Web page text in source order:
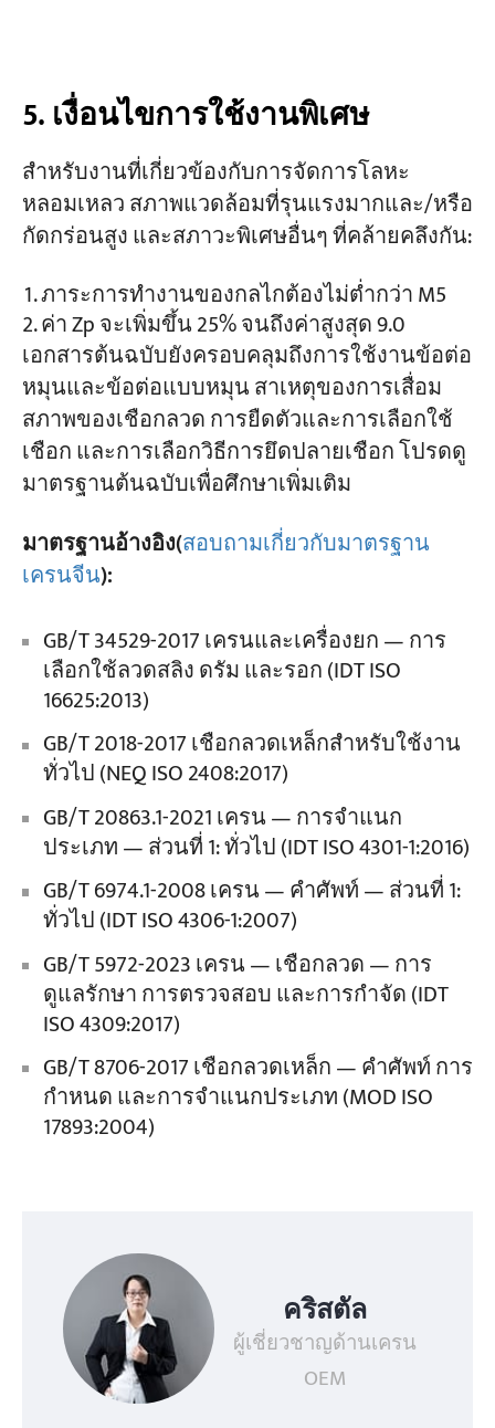
5. เงื่อนไขการใช้งานพิเศษ
สำหรับงานที่เกี่ยวข้องกับการจัดการโลหะ
หลอมเหลว สภาพแวดล้อมที่รุนแรงมากและ/หรือ
กัดกร่อนสูง และสภาวะพิเศษอื่นๆ ที่คล้ายคลึงกัน:
ภาระการทำงานของกลไกต้องไม่ต่ำกว่า M5
ค่า Zp จะเพิ่มขึ้น 25% จนถึงค่าสูงสุด 9.0
เอกสารต้นฉบับยังครอบคลุมถึงการใช้งานข้อต่อ
หมุนและข้อต่อแบบหมุน สาเหตุของการเสื่อม
สภาพของเชือกลวด การยืดตัวและการเลือกใช้
เชือก และการเลือกวิธีการยึดปลายเชือก โปรดดู
มาตรฐานต้นฉบับเพื่อศึกษาเพิ่มเติม
มาตรฐานอ้างอิง(สอบถามเกี่ยวกับมาตรฐาน
เครนจีน):
GB/T 34529-2017 เครนและเครื่องยก — การ
เลือกใช้ลวดสลิง ดรัม และรอก (IDT ISO
16625:2013)
GB/T 2018-2017 เชือกลวดเหล็กสำหรับใช้งาน
ทั่วไป (NEQ ISO 2408:2017)
GB/T 20863.1-2021 เครน — การจำแนก
ประเภท — ส่วนที่ 1: ทั่วไป (IDT ISO 4301-1:2016)
GB/T 6974.1-2008 เครน — คำศัพท์ — ส่วนที่ 1:
ทั่วไป (IDT ISO 4306-1:2007)
GB/T 5972-2023 เครน — เชือกลวด — การ
ดูแลรักษา การตรวจสอบ และการกำจัด (IDT
ISO 4309:2017)
GB/T 8706-2017 เชือกลวดเหล็ก — คำศัพท์ การ
กำหนด และการจำแนกประเภท (MOD ISO
17893:2004)
คริสตัล
ผู้เชี่ยวชาญด้านเครน
OEM